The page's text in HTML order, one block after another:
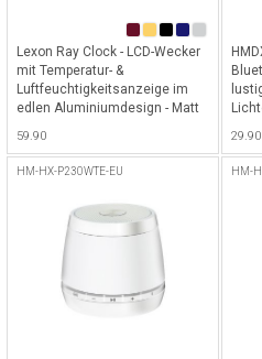
Lexon Ray Clock - LCD-Wecker
mit Temperatur- &
Luftfeuchtigkeitsanzeige im
edlen Aluminiumdesign - Matt
59.90 29.90
HM-HX-P230WTE-EU HM-